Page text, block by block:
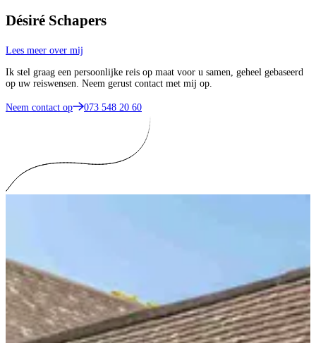
Désiré Schapers
Lees meer over mij
Ik stel graag een persoonlijke reis op maat voor u samen, geheel gebaseerd
op uw reiswensen. Neem gerust contact met mij op.
Neem contact op 073 548 20 60